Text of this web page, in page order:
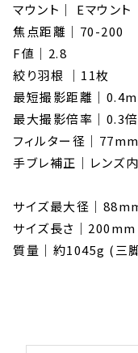
マウント｜ Eマウント
焦点距離｜70-200
F値｜2.8
絞り羽根 ｜11枚
最短撮影距離｜
最大撮影倍率｜0.3倍
フィルター径｜77mm
手ブレ補正｜レンズ
サイズ最大径｜
サイズ長さ｜200mm
質量｜約1045g (三脚